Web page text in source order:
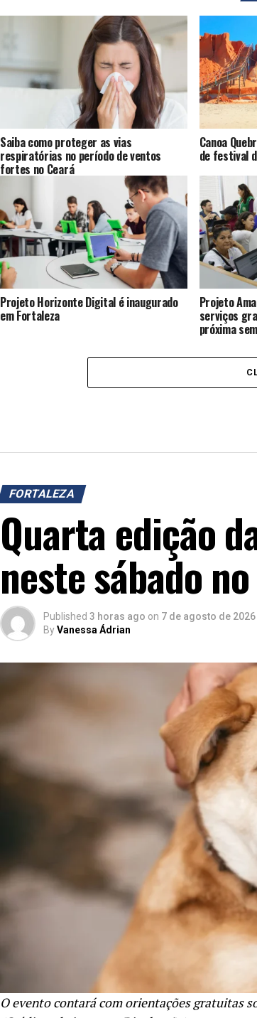
Saiba como proteger as vias
respiratórias no período de ventos
fortes no Ceará
Canoa
de festival
Projeto Horizonte Digital é inaugurado
em Fortaleza
Projeto
serviços
próxima
FORTALEZA
Quarta edição
neste sábado
Published 3 horas ago on 7 de agosto de 2026
ByVanessa Ádrian
O evento contará com orientações gratuitas